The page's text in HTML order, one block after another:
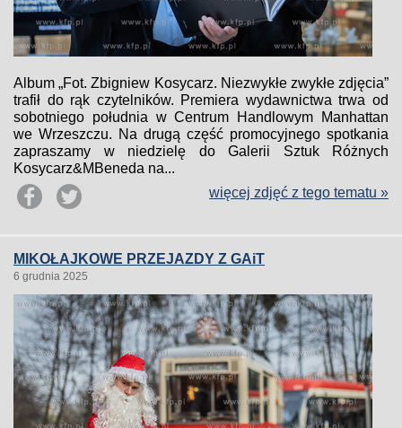
Album „Fot. Zbigniew Kosycarz. Niezwykłe zwykłe zdjęcia”
trafił do rąk czytelników. Premiera wydawnictwa trwa od
sobotniego południa w Centrum Handlowym Manhattan
we Wrzeszczu. Na drugą część promocyjnego spotkania
zapraszamy w niedzielę do Galerii Sztuk Różnych
Kosycarz&MBeneda na...
więcej zdjęć z tego tematu »
MIKOŁAJKOWE PRZEJAZDY Z GAiT
6 grudnia 2025